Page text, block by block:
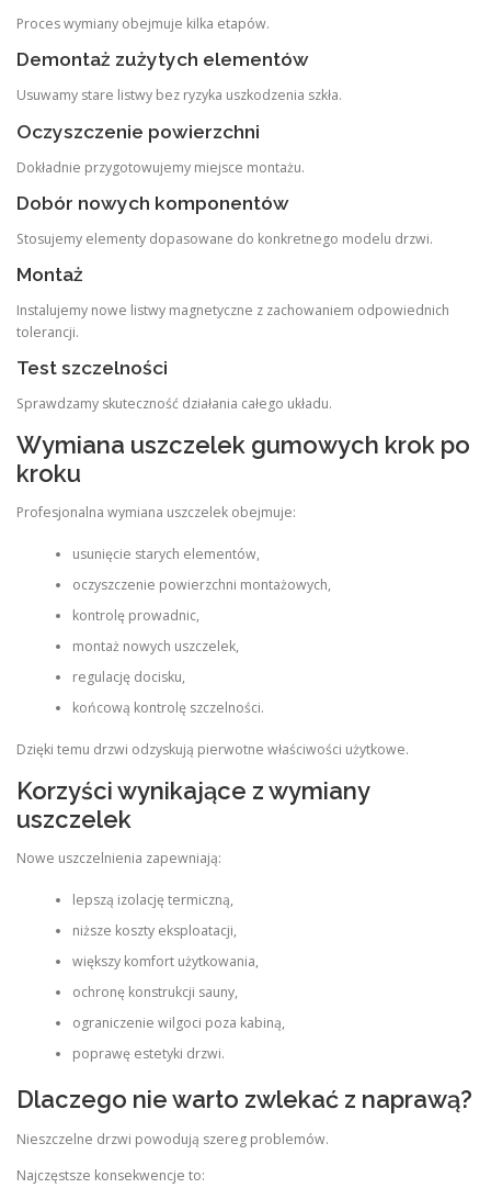
Proces wymiany obejmuje kilka etapów.
Demontaż zużytych elementów
Usuwamy stare listwy bez ryzyka uszkodzenia szkła.
Oczyszczenie powierzchni
Dokładnie przygotowujemy miejsce montażu.
Dobór nowych komponentów
Stosujemy elementy dopasowane do konkretnego modelu drzwi.
Montaż
Instalujemy nowe listwy magnetyczne z zachowaniem odpowiednich
tolerancji.
Test szczelności
Sprawdzamy skuteczność działania całego układu.
Wymiana uszczelek gumowych krok po
kroku
Profesjonalna wymiana uszczelek obejmuje:
usunięcie starych elementów,
oczyszczenie powierzchni montażowych,
kontrolę prowadnic,
montaż nowych uszczelek,
regulację docisku,
końcową kontrolę szczelności.
Dzięki temu drzwi odzyskują pierwotne właściwości użytkowe.
Korzyści wynikające z wymiany
uszczelek
Nowe uszczelnienia zapewniają:
lepszą izolację termiczną,
niższe koszty eksploatacji,
większy komfort użytkowania,
ochronę konstrukcji sauny,
ograniczenie wilgoci poza kabiną,
poprawę estetyki drzwi.
Dlaczego nie warto zwlekać z naprawą?
Nieszczelne drzwi powodują szereg problemów.
Najczęstsze konsekwencje to: